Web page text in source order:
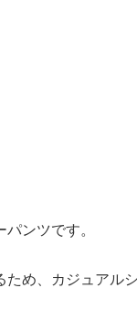
ンツです。
ため、カジュアル